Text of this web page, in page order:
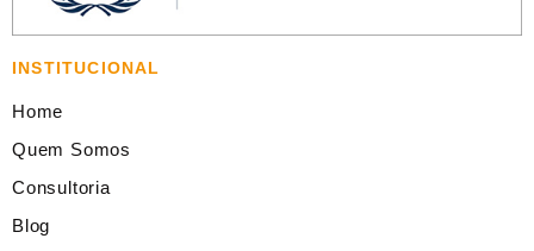
INSTITUCIONAL
Home
Quem Somos
Consultoria
Blog